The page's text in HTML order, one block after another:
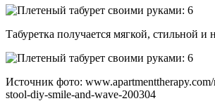
Табуретка получается мягкой, стильной и
Источник фото:
stool-diy-smile-and-wave-200304